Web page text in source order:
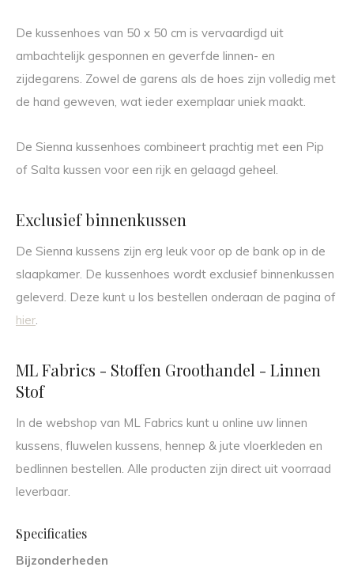
De kussenhoes van 50 x 50 cm is vervaardigd uit
ambachtelijk gesponnen en geverfde linnen- en
zijdegarens. Zowel de garens als de hoes zijn volledig met
de hand geweven, wat ieder exemplaar uniek maakt.
De Sienna kussenhoes combineert prachtig met een Pip
of Salta kussen voor een rijk en gelaagd geheel.
Exclusief binnenkussen
De Sienna kussens zijn erg leuk voor op de bank op in de
slaapkamer. De kussenhoes wordt exclusief binnenkussen
geleverd. Deze kunt u los bestellen onderaan de pagina of
hier.
ML Fabrics - Stoffen Groothandel - Linnen
Stof
In de webshop van ML Fabrics kunt u online uw linnen
kussens, fluwelen kussens, hennep & jute vloerkleden en
bedlinnen bestellen. Alle producten zijn direct uit voorraad
leverbaar.
Specificaties
Bijzonderheden